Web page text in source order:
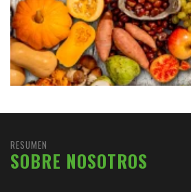
RESUMEN
SOBRE NOSOTROS